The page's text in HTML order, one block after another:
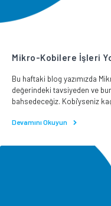
Mikro-Kobilere İşleri
Bu haftaki blog yazımızda
değerindeki tavsiyeden ve
bahsedeceğiz. Kobi'yseniz
Devamını Okuyun